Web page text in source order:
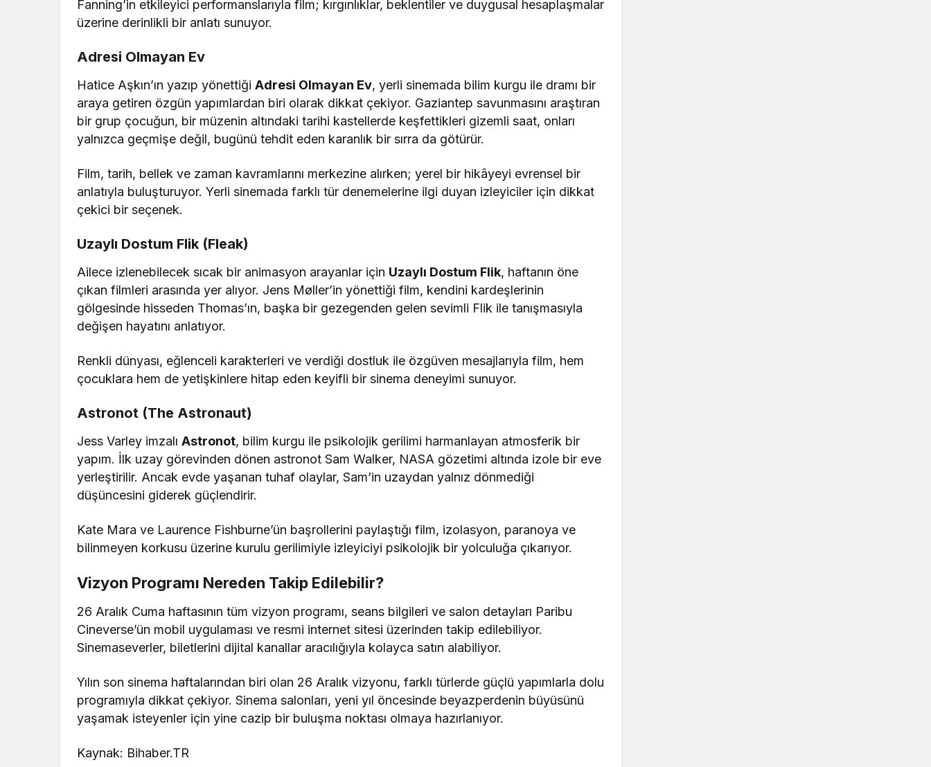
Fanning’in etkileyici performanslarıyla film; kırgınlıklar, beklentiler ve duygusal hesaplaşmalar
üzerine derinlikli bir anlatı sunuyor.
Adresi Olmayan Ev
Hatice Aşkın’ın yazıp yönettiğiAdresi Olmayan Ev, yerli sinemada bilim kurgu ile dramı bir
araya getiren özgün yapımlardan biri olarak dikkat çekiyor. Gaziantep savunmasını araştıran
bir grup çocuğun, bir müzenin altındaki tarihi kastellerde keşfettikleri gizemli saat, onları
yalnızca geçmişe değil, bugünü tehdit eden karanlık bir sırra da götürür.
Film, tarih, bellek ve zaman kavramlarını merkezine alırken; yerel bir hikâyeyi evrensel bir
anlatıyla buluşturuyor. Yerli sinemada farklı tür denemelerine ilgi duyan izleyiciler için dikkat
çekici bir seçenek.
Uzaylı Dostum Flik (Fleak)
Ailece izlenebilecek sıcak bir animasyon arayanlar için Uzaylı Dostum Flik, haftanın öne
çıkan filmleri arasında yer alıyor. Jens Møller’in yönettiği film, kendini kardeşlerinin
gölgesinde hisseden Thomas’ın, başka bir gezegenden gelen sevimli Flik ile tanışmasıyla
değişen hayatını anlatıyor.
Renkli dünyası, eğlenceli karakterleri ve verdiği dostluk ile özgüven mesajlarıyla film, hem
çocuklara hem de yetişkinlere hitap eden keyifli bir sinema deneyimi sunuyor.
Astronot (The Astronaut)
Jess Varley imzalıAstronot, bilim kurgu ile psikolojik gerilimi harmanlayan atmosferik bir
yapım. İlk uzay görevinden dönen astronot Sam Walker, NASA gözetimi altında izole bir eve
yerleştirilir. Ancak evde yaşanan tuhaf olaylar, Sam’in uzaydan yalnız dönmediği
düşüncesini giderek güçlendirir.
Kate Mara ve Laurence Fishburne’ün başrollerini paylaştığı film, izolasyon, paranoya ve
bilinmeyen korkusu üzerine kurulu gerilimiyle izleyiciyi psikolojik bir yolculuğa çıkarıyor.
Vizyon Programı Nereden Takip Edilebilir?
26 Aralık Cuma haftasının tüm vizyon programı, seans bilgileri ve salon detayları Paribu
Cineverse’ün mobil uygulaması ve resmi internet sitesi üzerinden takip edilebiliyor.
Sinemaseverler, biletlerini dijital kanallar aracılığıyla kolayca satın alabiliyor.
Yılın son sinema haftalarından biri olan 26 Aralık vizyonu, farklı türlerde güçlü yapımlarla dolu
programıyla dikkat çekiyor. Sinema salonları, yeni yıl öncesinde beyazperdenin büyüsünü
yaşamak isteyenler için yine cazip bir buluşma noktası olmaya hazırlanıyor.
Kaynak: Bihaber.TR